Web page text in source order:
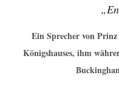
Ein Sprecher von
Königshauses, ihm